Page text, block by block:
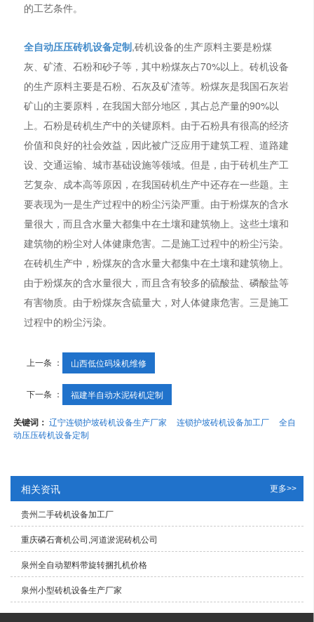
的工艺条件。
全自动压压砖机设备定制,砖机设备的生产原料主要是粉煤
灰、矿渣、石粉和砂子等，其中粉煤灰占70%以上。砖机设备
的生产原料主要是石粉、石灰及矿渣等。粉煤灰是我国石灰岩
矿山的主要原料，在我国大部分地区，其占总产量的90%以
上。石粉是砖机生产中的关键原料。由于石粉具有很高的经济
价值和良好的社会效益，因此被广泛应用于建筑工程、道路建
设、交通运输、城市基础设施等领域。但是，由于砖机生产工
艺复杂、成本高等原因，在我国砖机生产中还存在一些题。主
要表现为一是生产过程中的粉尘污染严重。由于粉煤灰的含水
量很大，而且含水量大都集中在土壤和建筑物上。这些土壤和
建筑物的粉尘对人体健康危害。二是施工过程中的粉尘污染。
在砖机生产中，粉煤灰的含水量大都集中在土壤和建筑物上。
由于粉煤灰的含水量很大，而且含有较多的硫酸盐、磷酸盐等
有害物质。由于粉煤灰含硫量大，对人体健康危害。三是施工
过程中的粉尘污染。
上一条 ： 山西低位码垛机维修
下一条 ： 福建半自动水泥砖机定制
关键词：辽宁连锁护坡砖机设备生产厂家 连锁护坡砖机设备加工厂
全自
动压压砖机设备定制
相关资讯 更多>>
贵州二手砖机设备加工厂
重庆磷石膏机公司,河道淤泥砖机公司
泉州全自动塑料带旋转捆扎机价格
泉州小型砖机设备生产厂家